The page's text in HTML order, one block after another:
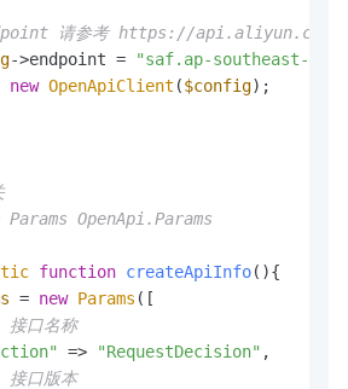
请参考 https://api.aliyun.com/
->endpoint =
"saf.ap-southeast-
new OpenApiClient ($config);
Params OpenApi.Params
function createApiInfo( ){
= new Params ([
口名称
=> "RequestDecision" ,
口版本